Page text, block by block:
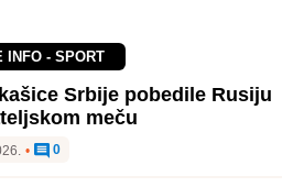
INFO - SPORT
Srbije pobedile Rusiju
meču
• 0